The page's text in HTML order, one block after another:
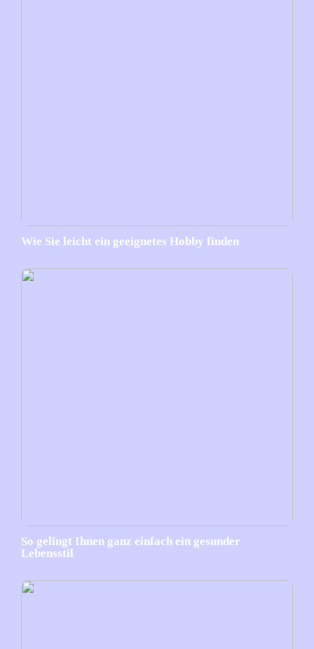
Wie Sie leicht ein geeignetes Hobby finden
So gelingt Ihnen ganz einfach ein gesunder
Lebensstil